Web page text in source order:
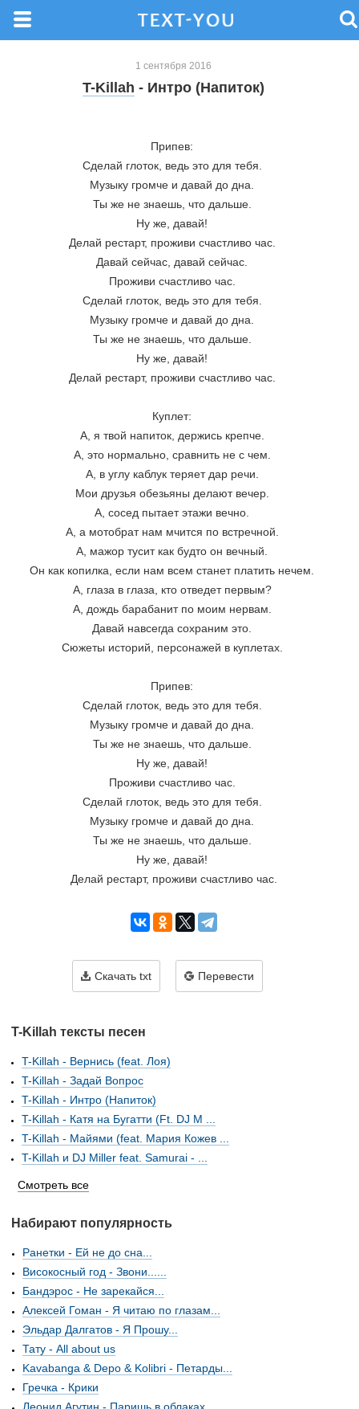
1 сентября 2016
T-Killah - Интро (Напиток)
Припев:
Сделай глоток, ведь это для тебя.
Музыку громче и давай до дна.
Ты же не знаешь, что дальше.
Ну же, давай!
Делай рестарт, проживи счастливо час.
Давай сейчас, давай сейчас.
Проживи счастливо час.
Сделай глоток, ведь это для тебя.
Музыку громче и давай до дна.
Ты же не знаешь, что дальше.
Ну же, давай!
Делай рестарт, проживи счастливо час.
Куплет:
А, я твой напиток, держись крепче.
А, это нормально, сравнить не с чем.
А, в углу каблук теряет дар речи.
Мои друзья обезьяны делают вечер.
А, сосед пытает этажи вечно.
А, а мотобрат нам мчится по встречной.
А, мажор тусит как будто он вечный.
Он как копилка, если нам всем станет платить нечем.
А, глаза в глаза, кто отведет первым?
А, дождь барабанит по моим нервам.
Давай навсегда сохраним это.
Сюжеты историй, персонажей в куплетах.
Припев:
Сделай глоток, ведь это для тебя.
Музыку громче и давай до дна.
Ты же не знаешь, что дальше.
Ну же, давай!
Проживи счастливо час.
Сделай глоток, ведь это для тебя.
Музыку громче и давай до дна.
Ты же не знаешь, что дальше.
Ну же, давай!
Делай рестарт, проживи счастливо час.
Скачать txt Перевести
T-Killah тексты песен
T-Killah - Вернись (feat. Лоя)
T-Killah - Задай Вопрос
T-Killah - Интро (Напиток)
T-Killah - Катя на Бугатти (Ft. DJ M ...
T-Killah - Майями (feat. Мария Кожев ...
T-Killah и DJ Miller feat. Samurai - ...
Смотреть все
Набирают популярность
Ранетки - Ей не до сна...
Високосный год - Звони......
Бандэрос - Не зарекайся...
Алексей Гоман - Я читаю по глазам...
Эльдар Далгатов - Я Прошу...
Тату - All about us
Kavabanga & Depo & Kolibri - Петарды...
Гречка - Крики